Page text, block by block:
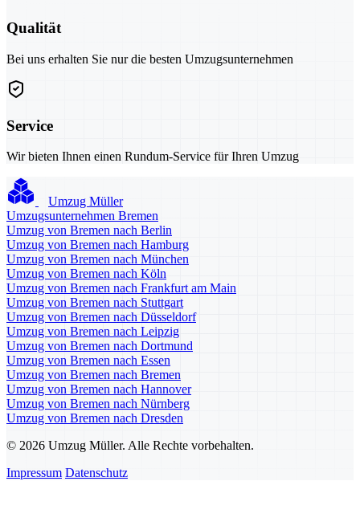
Qualität
Bei uns erhalten Sie nur die besten Umzugsunternehmen
Service
Wir bieten Ihnen einen Rundum-Service für Ihren Umzug
Umzug Müller
Umzugsunternehmen Bremen
Umzug von Bremen nach Berlin
Umzug von Bremen nach Hamburg
Umzug von Bremen nach München
Umzug von Bremen nach Köln
Umzug von Bremen nach Frankfurt am Main
Umzug von Bremen nach Stuttgart
Umzug von Bremen nach Düsseldorf
Umzug von Bremen nach Leipzig
Umzug von Bremen nach Dortmund
Umzug von Bremen nach Essen
Umzug von Bremen nach Bremen
Umzug von Bremen nach Hannover
Umzug von Bremen nach Nürnberg
Umzug von Bremen nach Dresden
© 2026 Umzug Müller. Alle Rechte vorbehalten.
Impressum Datenschutz